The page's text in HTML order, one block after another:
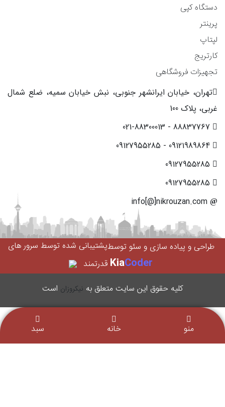
دستگاه کپی
پرینتر
لپتاپ
کارتریج
تجهیزات فروشگاهی
تهران، خیابان ایرانشهر جنوبی، نبش خیابان سمیه، ضلع شمال
غربی، پلاک 100
طراحی و پیاده سازی و سئو توسط
KiaCoder
پشتیبانی شده توسط سرور های
قدرتمند
کليه حقوق اين سایت متعلق به نیکروزان است
منو خانه سبد